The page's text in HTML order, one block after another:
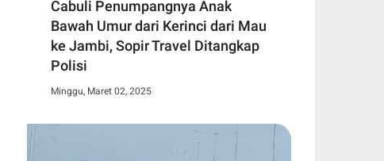
Cabuli Penumpangnya Anak
Bawah Umur dari Kerinci dari Mau
ke Jambi, Sopir Travel Ditangkap
Polisi
Minggu, Maret 02, 2025